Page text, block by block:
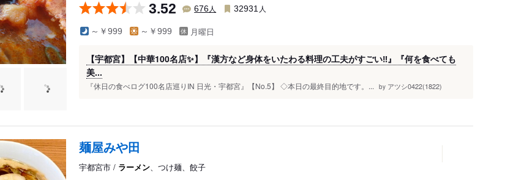
3.52 676人 32931 人
～￥999 ～￥999 月曜日
【宇都宮】【中華100名店✨】『漢方など身体をいたわる料理の工夫がすごい‼️』『何を食べても
美...
『休日の食べログ100名店巡りIN 日光・宇都宮』【No.5】 ◇本日の最終目的地です。... by アツシ0422(1822)
麺屋みや田
宇都宮市 / ラーメン、つけ麺、餃子